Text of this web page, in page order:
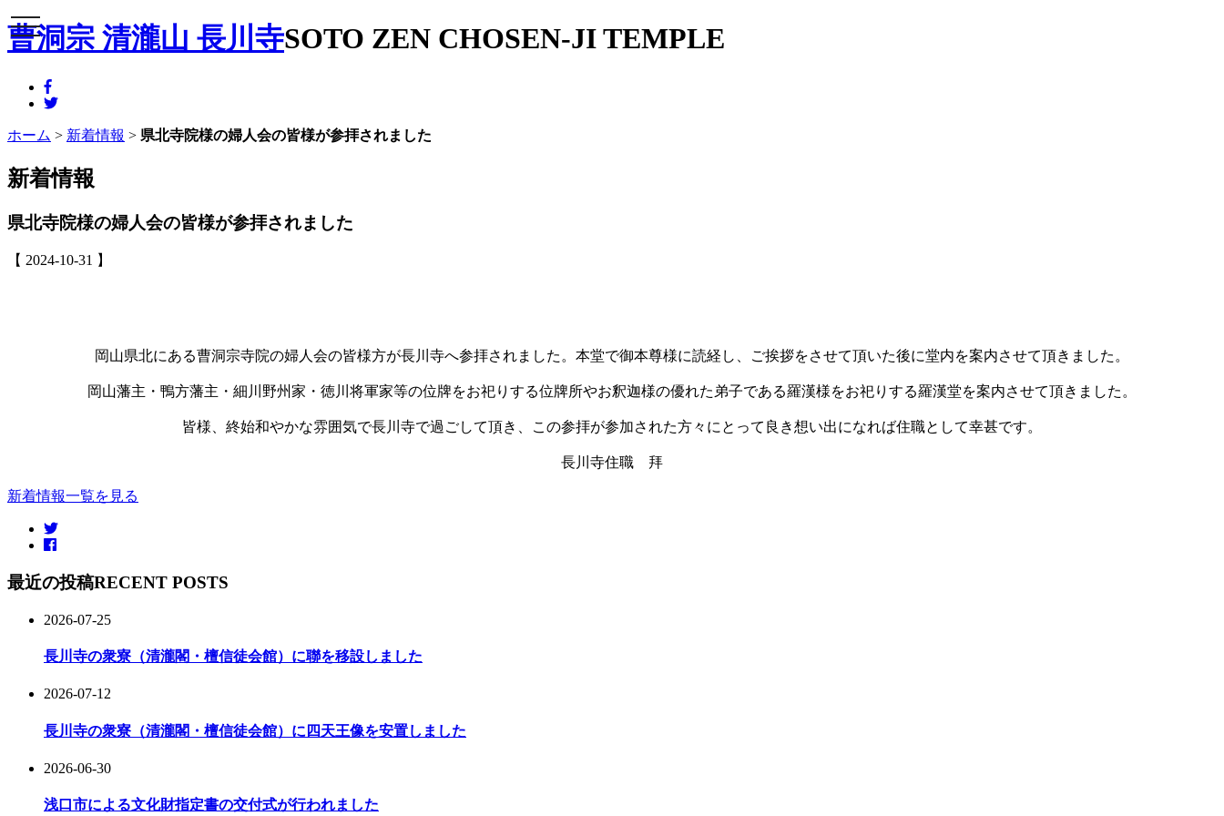
曹洞宗 清瀧山 長川寺SOTO ZEN CHOSEN-JI TEMPLE
メニュー
ホーム > 新着情報 > 県北寺院様の婦人会の皆様が参拝されました
新着情報
県北寺院様の婦人会の皆様が参拝されました
【 2024-10-31 】
岡山県北にある曹洞宗寺院の婦人会の皆様方が長川寺へ参拝されました。本堂で御本尊様に読経し、ご挨拶をさせて頂いた後に堂内を案内させて頂きました。
岡山藩主・鴨方藩主・細川野州家・徳川将軍家等の位牌をお祀りする位牌所やお釈迦様の優れた弟子である羅漢様をお祀りする羅漢堂を案内させて頂きました。
皆様、終始和やかな雰囲気で長川寺で過ごして頂き、この参拝が参加された方々にとって良き想い出になれば住職として幸甚です。
長川寺住職 拜
新着情報一覧を見る
最近の投稿RECENT POSTS
2026-07-25
長川寺の衆寮（清瀧閣・檀信徒会館）に聯を移設しました
2026-07-12
長川寺の衆寮（清瀧閣・檀信徒会館）に四天王像を安置しました
2026-06-30
浅口市による文化財指定書の交付式が行われました